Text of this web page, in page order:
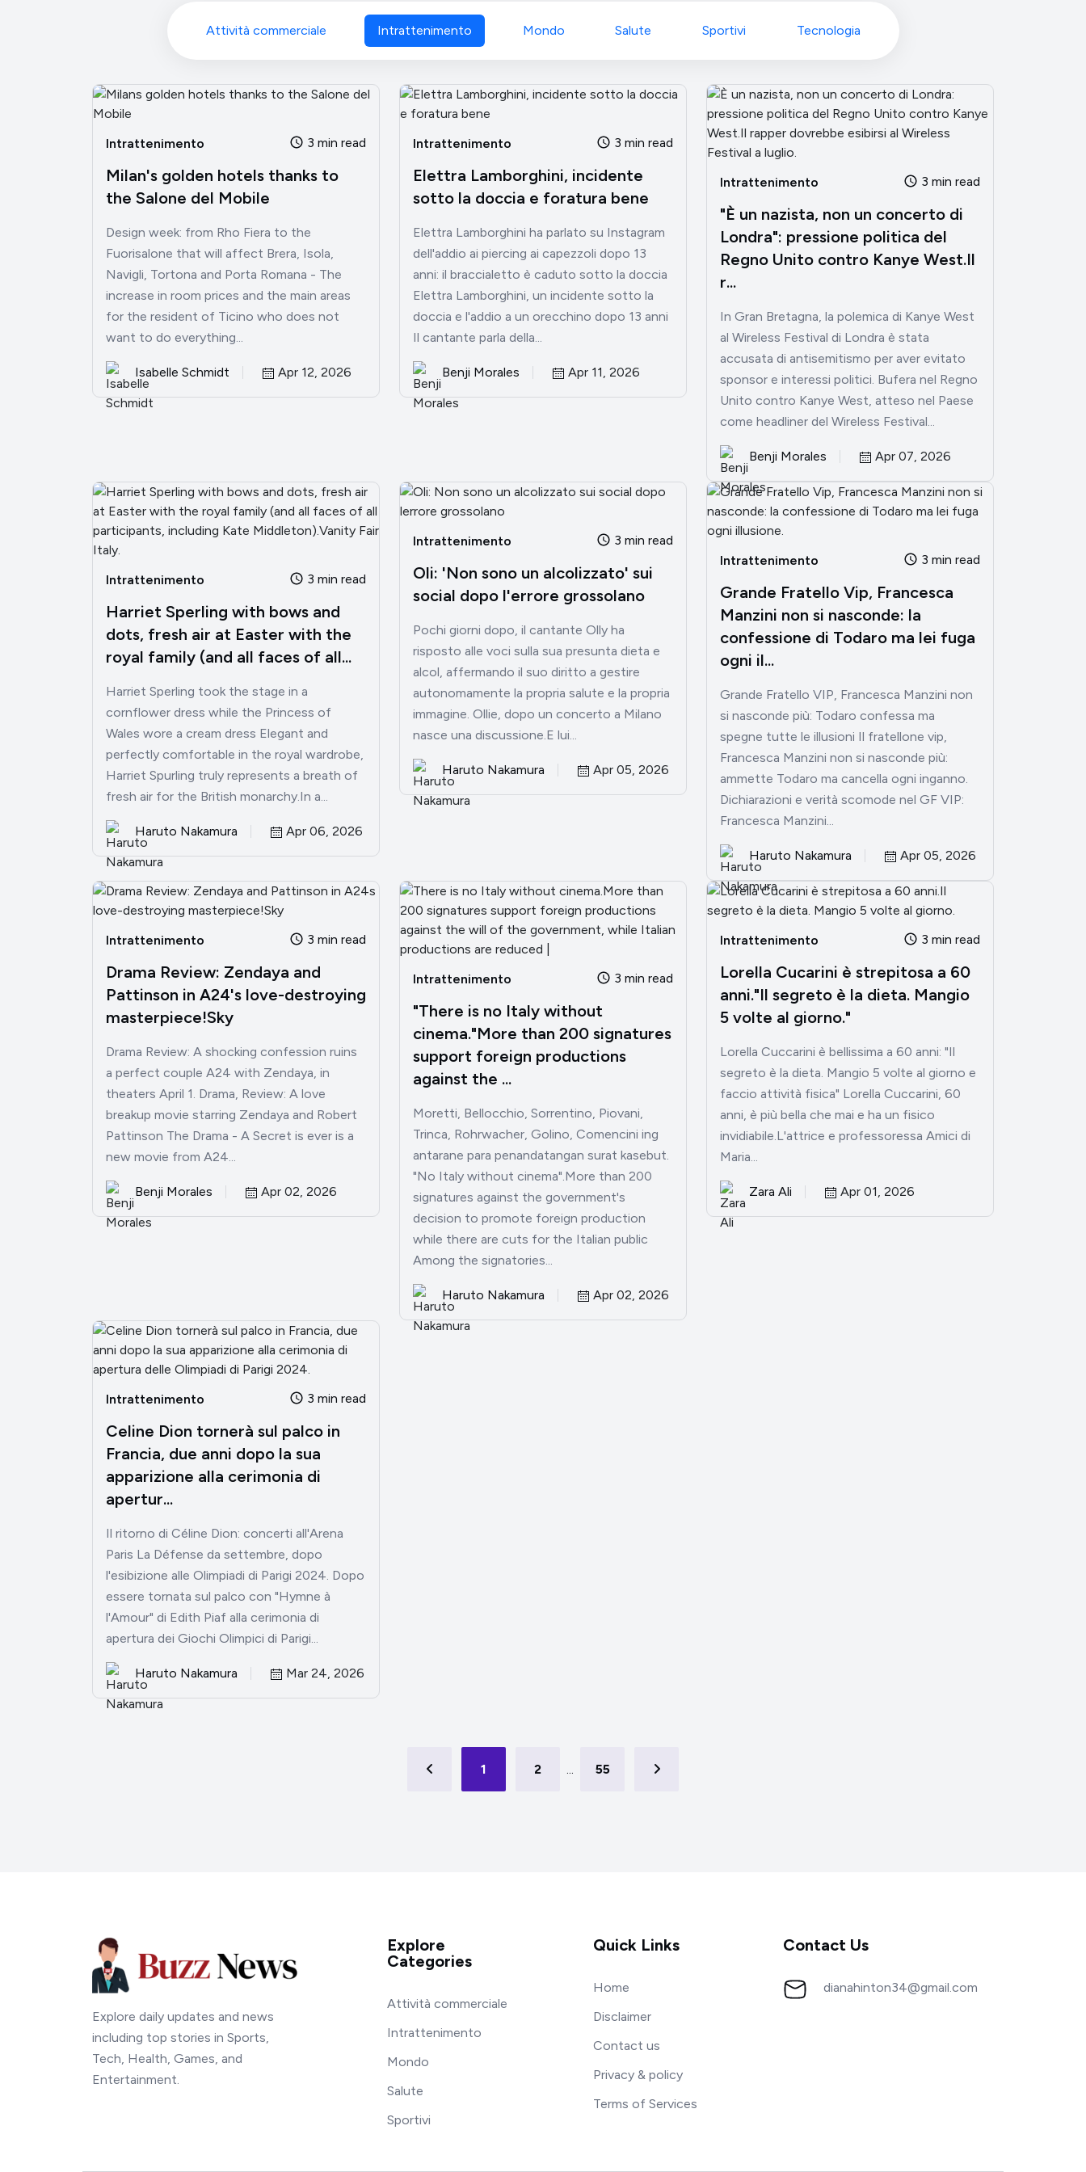
Attività commerciale Intrattenimento Mondo Salute Sportivi Tecnologia
Intrattenimento 3 min read
Milan's golden hotels thanks to
the Salone del Mobile
Design week: from Rho Fiera to the
Fuorisalone that will affect Brera, Isola,
Navigli, Tortona and Porta Romana - The
increase in room prices and the main areas
for the resident of Ticino who does not
want to do everything...
Isabelle Schmidt Apr 12, 2026
Intrattenimento 3 min read
Elettra Lamborghini, incidente
sotto la doccia e foratura bene
Elettra Lamborghini ha parlato su Instagram
dell'addio ai piercing ai capezzoli dopo 13
anni: il braccialetto è caduto sotto la doccia
Elettra Lamborghini, un incidente sotto la
doccia e l'addio a un orecchino dopo 13 anni
Il cantante parla della...
Benji Morales Apr 11, 2026
Intrattenimento 3 min read
"È un nazista, non un concerto di
Londra": pressione politica del
Regno Unito contro Kanye West.Il
r...
In Gran Bretagna, la polemica di Kanye West
al Wireless Festival di Londra è stata
accusata di antisemitismo per aver evitato
sponsor e interessi politici. Bufera nel Regno
Unito contro Kanye West, atteso nel Paese
come headliner del Wireless Festival...
Benji Morales Apr 07, 2026
Intrattenimento 3 min read
Harriet Sperling with bows and
dots, fresh air at Easter with the
royal family (and all faces of all...
Harriet Sperling took the stage in a
cornflower dress while the Princess of
Wales wore a cream dress Elegant and
perfectly comfortable in the royal wardrobe,
Harriet Spurling truly represents a breath of
fresh air for the British monarchy.In a...
Haruto Nakamura Apr 06, 2026
Intrattenimento 3 min read
Oli: 'Non sono un alcolizzato' sui
social dopo l'errore grossolano
Pochi giorni dopo, il cantante Olly ha
risposto alle voci sulla sua presunta dieta e
alcol, affermando il suo diritto a gestire
autonomamente la propria salute e la propria
immagine. Ollie, dopo un concerto a Milano
nasce una discussione.E lui...
Haruto Nakamura Apr 05, 2026
Intrattenimento 3 min read
Grande Fratello Vip, Francesca
Manzini non si nasconde: la
confessione di Todaro ma lei fuga
ogni il...
Grande Fratello VIP, Francesca Manzini non
si nasconde più: Todaro confessa ma
spegne tutte le illusioni Il fratellone vip,
Francesca Manzini non si nasconde più:
ammette Todaro ma cancella ogni inganno.
Dichiarazioni e verità scomode nel GF VIP:
Francesca Manzini...
Haruto Nakamura Apr 05, 2026
Intrattenimento 3 min read
Drama Review: Zendaya and
Pattinson in A24's love-destroying
masterpiece!Sky
Drama Review: A shocking confession ruins
a perfect couple A24 with Zendaya, in
theaters April 1. Drama, Review: A love
breakup movie starring Zendaya and Robert
Pattinson The Drama - A Secret is ever is a
new movie from A24...
Benji Morales Apr 02, 2026
Intrattenimento 3 min read
"There is no Italy without
cinema."More than 200 signatures
support foreign productions
against the ...
Moretti, Bellocchio, Sorrentino, Piovani,
Trinca, Rohrwacher, Golino, Comencini ing
antarane para penandatangan surat kasebut.
"No Italy without cinema".More than 200
signatures against the government's
decision to promote foreign production
while there are cuts for the Italian public
Among the signatories...
Haruto Nakamura Apr 02, 2026
Intrattenimento 3 min read
Lorella Cucarini è strepitosa a 60
anni."Il segreto è la dieta. Mangio
5 volte al giorno."
Lorella Cuccarini è bellissima a 60 anni: "Il
segreto è la dieta. Mangio 5 volte al giorno e
faccio attività fisica" Lorella Cuccarini, 60
anni, è più bella che mai e ha un fisico
invidiabile.L'attrice e professoressa Amici di
Maria...
Zara Ali Apr 01, 2026
Intrattenimento 3 min read
Celine Dion tornerà sul palco in
Francia, due anni dopo la sua
apparizione alla cerimonia di
apertur...
Il ritorno di Céline Dion: concerti all'Arena
Paris La Défense da settembre, dopo
l'esibizione alle Olimpiadi di Parigi 2024. Dopo
essere tornata sul palco con "Hymne à
l'Amour" di Edith Piaf alla cerimonia di
apertura dei Giochi Olimpici di Parigi...
Haruto Nakamura Mar 24, 2026
1 2 ... 55
Explore daily updates and news
including top stories in Sports,
Tech, Health, Games, and
Entertainment.
Explore
Categories
Attività commerciale
Intrattenimento
Mondo
Salute
Sportivi
Quick Links
Home
Disclaimer
Contact us
Privacy & policy
Terms of Services
Contact Us
dianahinton34@gmail.com